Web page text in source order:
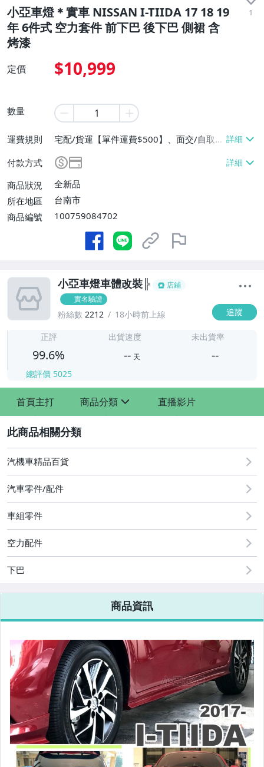
小亞車燈＊實車 NISSAN I-TIIDA 17 18 19
年 6件式 空力套件 前下巴 後下巴 側裙 含
烤漆
1
定價 $10,999
數量
運費規則
宅配/貨運【單件運費$500】、面交/自取/
付款方式
商品狀況
全新品
所在地區
台南市
商品編號
100759084702
小亞車燈車體改裝╠
店鋪
實名驗證
粉絲數 2212 18小時前上線 追蹤
正評
99.6%
總評價 5025
出貨速度
-- 天
未出貨率
--
首頁主打 商品分類
其他汽車零配件
原廠=規格大燈.正廠大燈
改裝=R8燈眉款DRL大燈
改裝=光圈魚眼大燈.一般魚眼大燈
手工改=3D/CCFL/COB光圈魚眼大燈
客製=光圈魚眼導光條日行燈系列
超薄型HID氙氣燈泡.大燈燈泡
通用型DRL日行燈.R8日行燈
原廠型=角燈.晶鑽.黑框.黃角燈
前保桿小燈.晶鑽.黑框小燈
直播影片
汽機車精品百貨
汽車零件/配件
車組零件
空力配件
下巴
商品資訊